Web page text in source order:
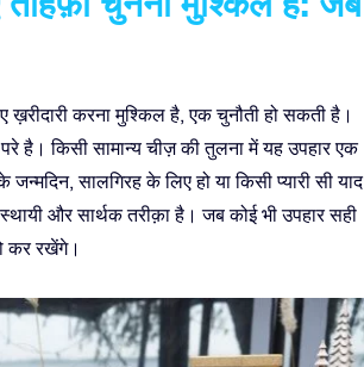
करना मुश्किल है, एक चुनौती हो सकती है।
है। किसी सामान्य चीज़ की तुलना में यह उपहार एक
सालगिरह के लिए हो या किसी प्यारी सी याद
और सार्थक तरीक़ा है। जब कोई भी उपहार सही
कर रखेंगे।